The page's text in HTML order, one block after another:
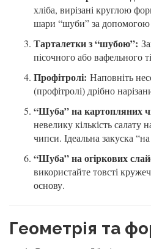
хліба, вирізані круглою
шари “шуби” за допомогою
Тарталетки з “шубою”:
пісочного або вафельного
Профітролі: Наповніть
(профітролі) дрібно
“Шуба” на картопляних
невелику кількість салату
чипси. Ідеальна закуска
“Шуба” на огіркових
використайте товсті
основу.
Геометрія та